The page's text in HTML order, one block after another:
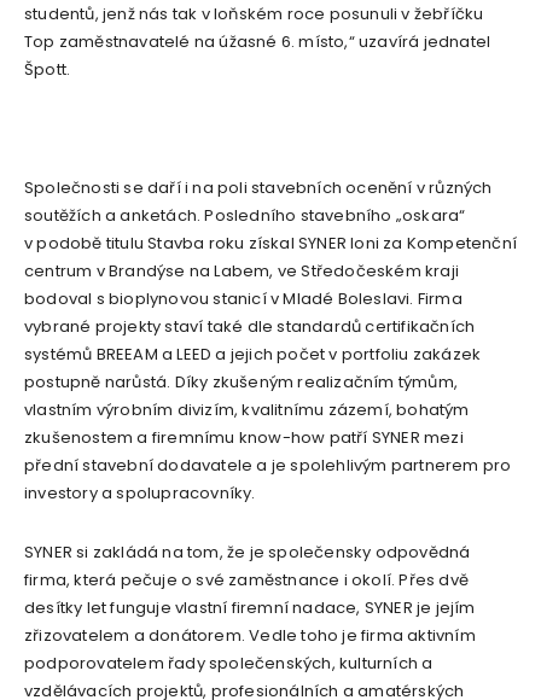
studentů, jenž nás tak v loňském roce posunuli v žebříčku
Top zaměstnavatelé na úžasné 6. místo,“ uzavírá jednatel
Špott.
Společnosti se daří i na poli stavebních ocenění v různých
soutěžích a anketách. Posledního stavebního „oskara“
v podobě titulu Stavba roku získal SYNER loni za Kompetenční
centrum v Brandýse na Labem, ve Středočeském kraji
bodoval s bioplynovou stanicí v Mladé Boleslavi. Firma
vybrané projekty staví také dle standardů certifikačních
systémů BREEAM a LEED a jejich počet v portfoliu zakázek
postupně narůstá. Díky zkušeným realizačním týmům,
vlastním výrobním divizím, kvalitnímu zázemí, bohatým
zkušenostem a firemnímu know-how patří SYNER mezi
přední stavební dodavatele a je spolehlivým partnerem pro
investory a spolupracovníky.
SYNER si zakládá na tom, že je společensky odpovědná
firma, která pečuje o své zaměstnance i okolí. Přes dvě
desítky let funguje vlastní firemní nadace, SYNER je jejím
zřizovatelem a donátorem. Vedle toho je firma aktivním
podporovatelem řady společenských, kulturních a
vzdělávacích projektů, profesionálních a amatérských